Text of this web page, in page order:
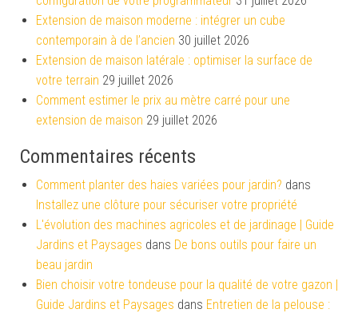
Extension de maison moderne : intégrer un cube
contemporain à de l’ancien 30 juillet 2026
Extension de maison latérale : optimiser la surface de
votre terrain 29 juillet 2026
Comment estimer le prix au mètre carré pour une
extension de maison 29 juillet 2026
Commentaires récents
Comment planter des haies variées pour jardin? dans
Installez une clôture pour sécuriser votre propriété
L'évolution des machines agricoles et de jardinage | Guide
Jardins et Paysages dans De bons outils pour faire un
beau jardin
Bien choisir votre tondeuse pour la qualité de votre gazon |
Guide Jardins et Paysages dans Entretien de la pelouse :